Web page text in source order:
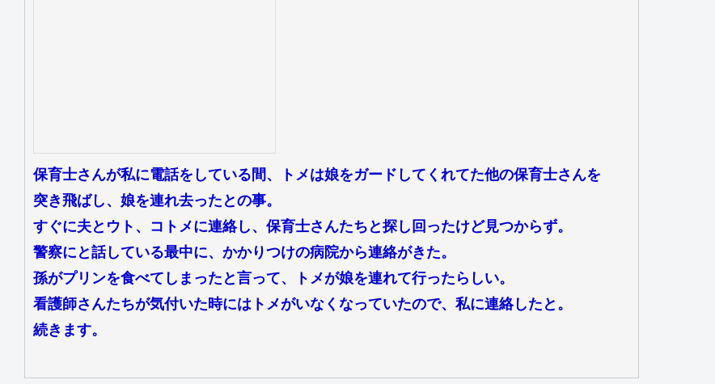
保育士さんが私に電話をしている間、トメは娘をガードしてくれてた他の保育士さんを
突き飛ばし、娘を連れ去ったとの事。
すぐに夫とウト、コトメに連絡し、保育士さんたちと探し回ったけど見つからず。
警察にと話している最中に、かかりつけの病院から連絡がきた。
孫がプリンを食べてしまったと言って、トメが娘を連れて行ったらしい。
看護師さんたちが気付いた時にはトメがいなくなっていたので、私に連絡したと。
続きます。